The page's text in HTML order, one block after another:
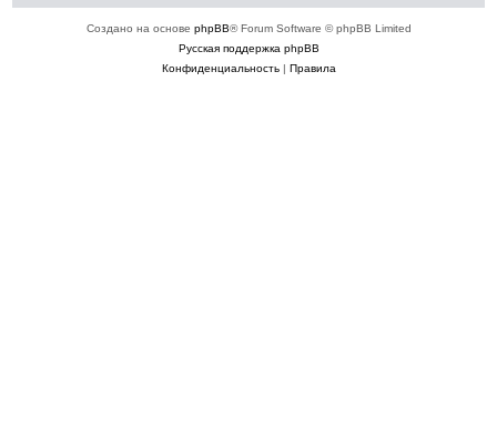
Создано на основе phpBB® Forum Software © phpBB Limited
Русская поддержка phpBB
Конфиденциальность| Правила